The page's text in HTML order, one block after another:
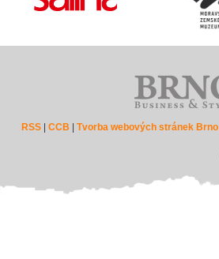
RSS |CCB |Tvorba webových stránek Brno